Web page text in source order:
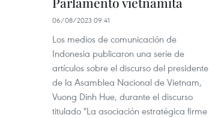
06/08/2023 09:41
Los medios de comunicación de
Indonesia publicaron una serie de
artículos sobre el discurso del presidente
de la Asamblea Nacional de Vietnam,
Vuong Dinh Hue, durante el discurso
titulado "La asociación estratégica firme